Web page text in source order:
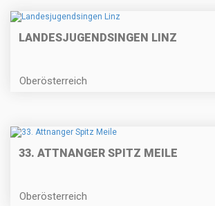
LANDESJUGENDSINGEN LINZ
Oberösterreich
33. ATTNANGER SPITZ MEILE
Oberösterreich